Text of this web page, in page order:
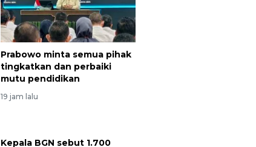
Prabowo minta semua pihak
tingkatkan dan perbaiki
mutu pendidikan
19 jam lalu